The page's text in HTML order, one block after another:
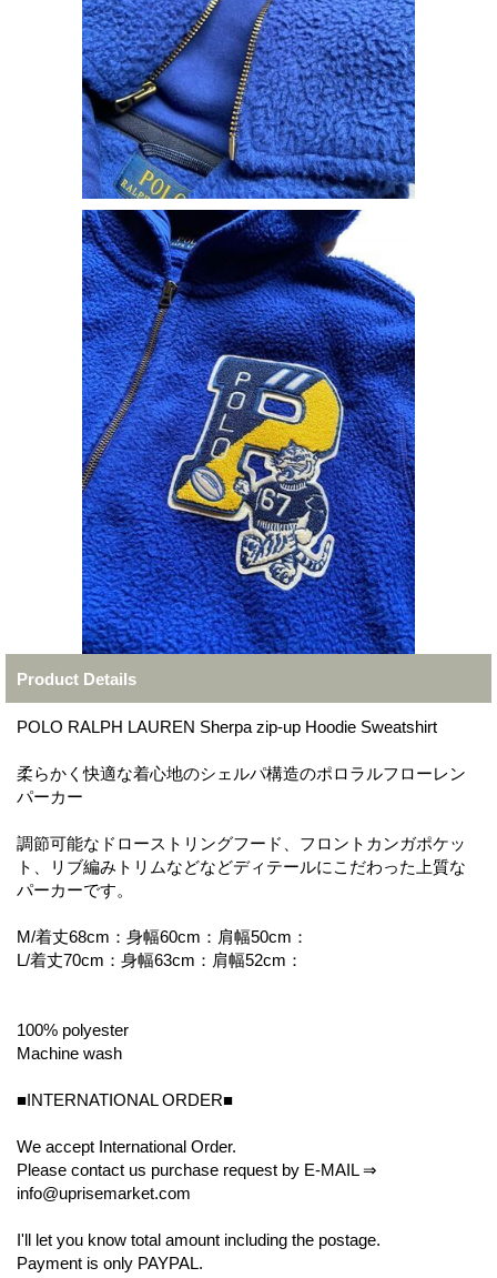
Product Details
POLO RALPH LAUREN Sherpa zip-up Hoodie Sweatshirt
柔らかく快適な着心地のシェルパ構造のポロラルフローレン
パーカー
調節可能なドローストリングフード、フロントカンガポケッ
ト、リブ編みトリムなどなどディテールにこだわった上質な
パーカーです。
M/着丈68cm：身幅60cm：肩幅50cm：
L/着丈70cm：身幅63cm：肩幅52cm：
100% polyester
Machine wash
■INTERNATIONAL ORDER■
We accept International Order.
Please contact us purchase request by E-MAIL ⇒
info@uprisemarket.com
I'll let you know total amount including the postage.
Payment is only PAYPAL.